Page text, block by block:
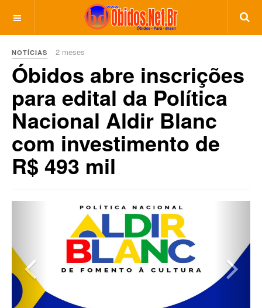
NOTÍCIAS 2 meses
Óbidos abre inscrições
para edital da Política
Nacional Aldir Blanc
com investimento de
R$ 493 mil